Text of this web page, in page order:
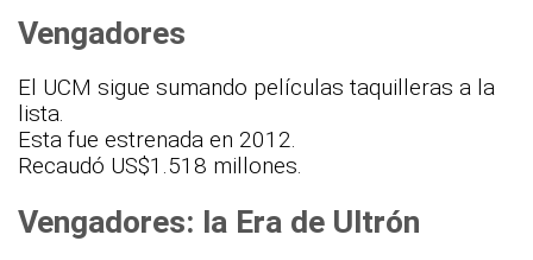
Vengadores
El UCM sigue sumando películas taquilleras a la
lista.
Esta fue estrenada en 2012.
Recaudó US$1.518 millones.
Vengadores: la Era de Ultrón